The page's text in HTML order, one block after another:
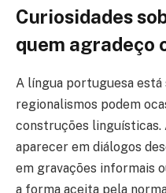
Curiosidades
quem agradeço
A língua portuguesa está
regionalismos podem
construções linguísticas.
aparecer em diálogos
em gravações informais
a forma aceita pela